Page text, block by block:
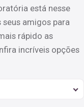
está nesse
amigos para
rápido as
incríveis opções